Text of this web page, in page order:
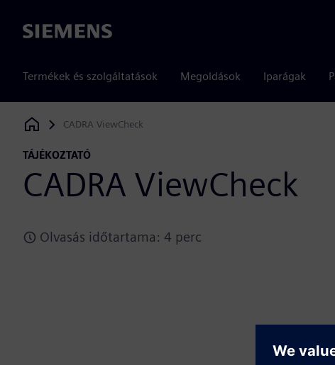
Siemens
Termékek és szolgáltatások Megoldások Iparágak
Siemens Digital Industries Software
CADRA ViewCheck
TÁJÉKOZTATÓ
CADRA ViewCheck
Olvasás időtartama: 4 perc